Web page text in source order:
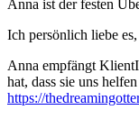
Anna ist der festen
Ich persönlich liebe
Anna empfängt
hat, dass sie uns
https://